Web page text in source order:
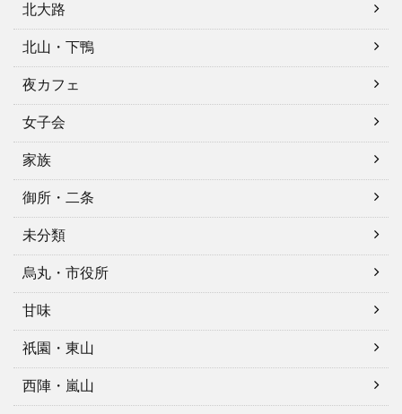
北大路
北山・下鴨
夜カフェ
女子会
家族
御所・二条
未分類
烏丸・市役所
甘味
祇園・東山
西陣・嵐山